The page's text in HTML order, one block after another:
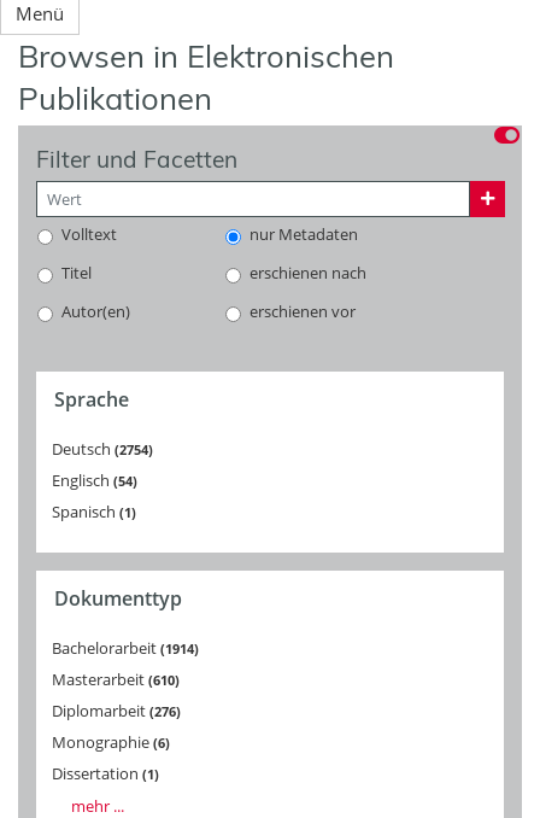
Menü
Browsen in Elektronischen
Publikationen
Filter und Facetten
Volltext
nur Metadaten
Titel
erschienen nach
Autor(en)
erschienen vor
Sprache
Deutsch 2754
Englisch 54
Spanisch 1
Dokumenttyp
Bachelorarbeit 1914
Masterarbeit 610
Diplomarbeit 276
Monographie 6
Dissertation 1
mehr ...